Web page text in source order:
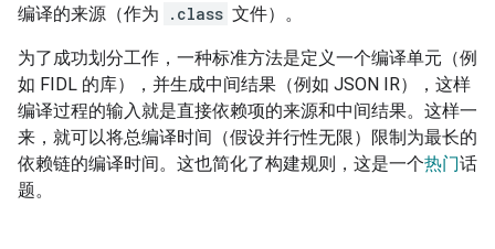
编译的来源（作为
.class 文件）。
为了成功划分工作，一种标准方法是定义一个编译单元（例
如 FIDL 的库），并生成中间结果（例如 JSON IR），这样
编译过程的输入就是直接依赖项的来源和中间结果。这样一
来，就可以将总编译时间（假设并行性无限）限制为最长的
依赖链的编译时间。这也简化了构建规则，这是一个热门话
题。